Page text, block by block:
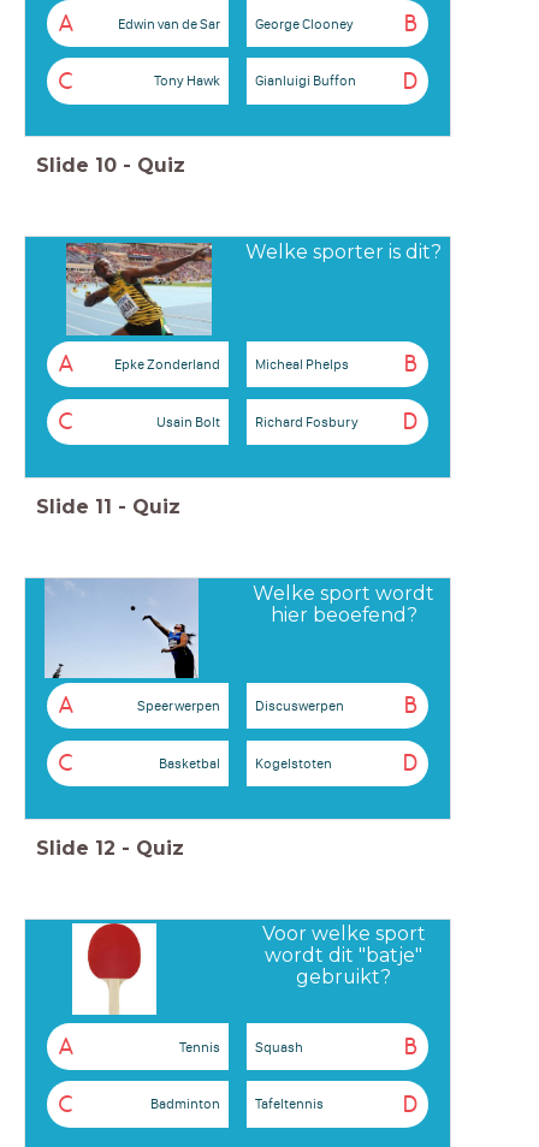
A Edwin van de Sar B
George Clooney
C Tony Hawk D
Gianluigi Buffon
Slide 10 - Quiz
Welke sporter is dit?
A Epke Zonderland B
Micheal Phelps
C Usain Bolt D
Richard Fosbury
Slide 11 - Quiz
Welke sport wordt
hier beoefend?
A Speerwerpen B
Discuswerpen
C Basketbal D
Kogelstoten
Slide 12 - Quiz
Voor welke sport
wordt dit "batje"
gebruikt?
A Tennis B
Squash
C Badminton D
Tafeltennis